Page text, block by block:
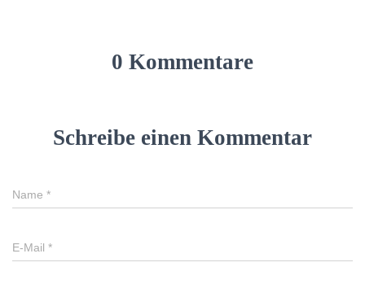
0 Kommentare
Schreibe einen Kommentar
Name *
E-Mail *